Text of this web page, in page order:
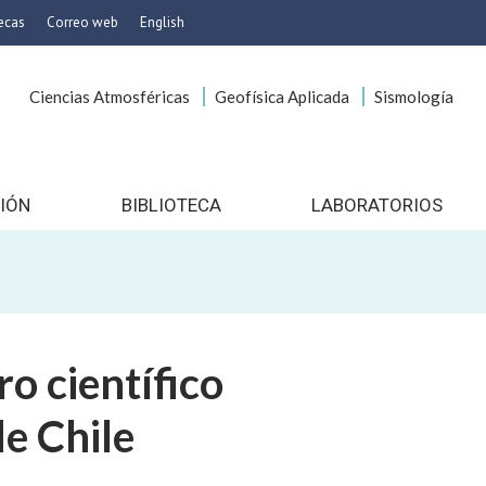
Correo web English
Ciencias Atmosféricas Geofísica Aplicada Sismología
BIBLIOTECA LABORATORIOS
científico
Chile